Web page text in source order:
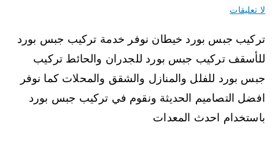
لا تعليقات
تركيب جبس بورد خيطان نوفر خدمة تركيب جبس بورد
للأسقف تركيب جبس بورد للجدران والحائط تركيب
جبس بورد للفلل والمنازل والشقق والمحلات كما نوفر
افضل التصاميم الحديثة ونقوم في تركيب جبس بورد
باستخدام احدث المعدات